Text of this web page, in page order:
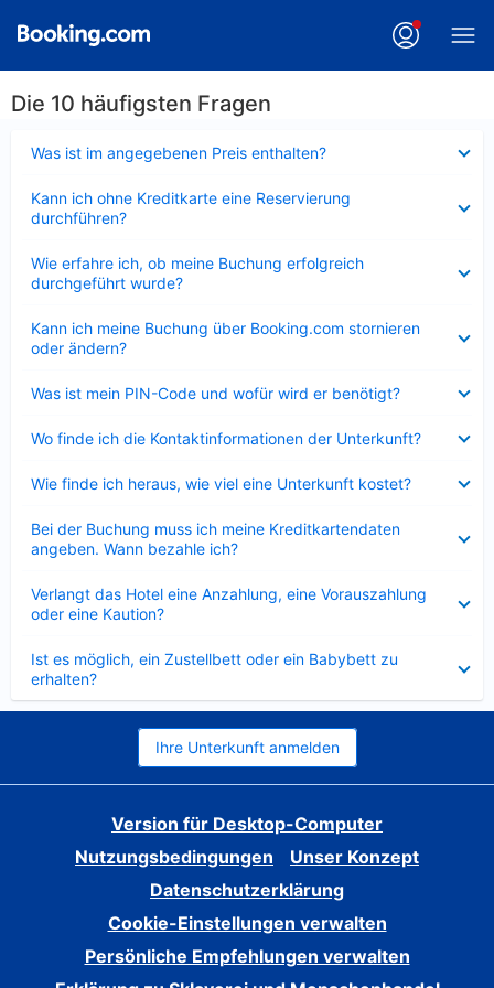
Die 10 häufigsten Fragen
Was ist im angegebenen Preis enthalten?
Kann ich ohne Kreditkarte eine Reservierung
durchführen?
Wie erfahre ich, ob meine Buchung erfolgreich
durchgeführt wurde?
Kann ich meine Buchung über Booking.com stornieren
oder ändern?
Was ist mein PIN-Code und wofür wird er benötigt?
Wo finde ich die Kontaktinformationen der Unterkunft?
Wie finde ich heraus, wie viel eine Unterkunft kostet?
Bei der Buchung muss ich meine Kreditkartendaten
angeben. Wann bezahle ich?
Verlangt das Hotel eine Anzahlung, eine Vorauszahlung
oder eine Kaution?
Ist es möglich, ein Zustellbett oder ein Babybett zu
erhalten?
Ihre Unterkunft anmelden
Version für Desktop-Computer
Nutzungsbedingungen
Unser Konzept
Datenschutzerklärung
Cookie-Einstellungen verwalten
Persönliche Empfehlungen verwalten